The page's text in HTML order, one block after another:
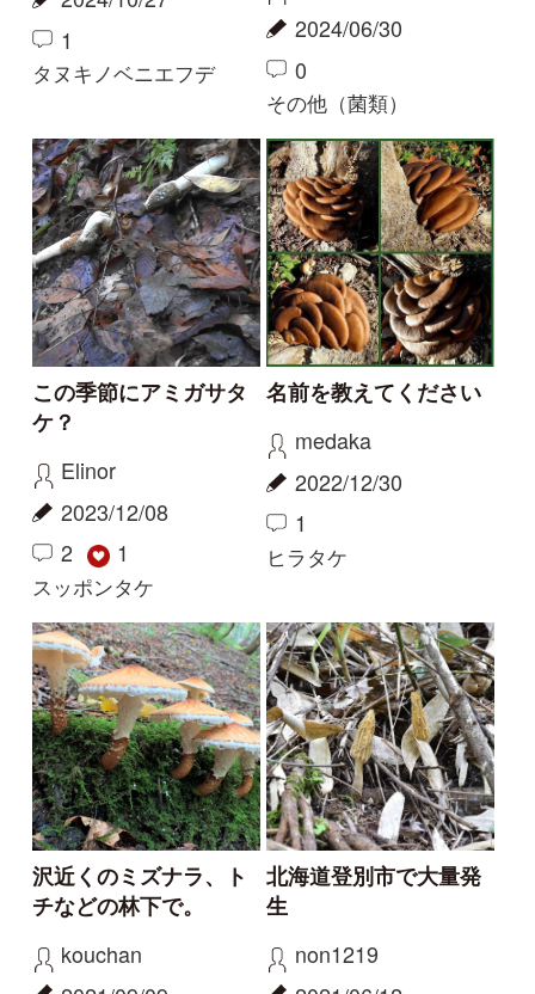
準絶滅危惧（でも数年
に1度程度見かける）
aw
0
カエンタケ
マツオウジ
きのこかけだし
2020/09/04
マツオウジ
もっとみる
解決済みのスレッド
解決
名前をおしえて
コーヒーまめ
2026/05/03
2
イヌセンボンタケ
解決
アンズタケ？
樫山69
2025/09/14
1
ベニウスタケ
解決 解決